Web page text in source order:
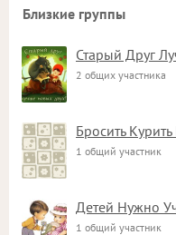
Близкие группы
Старый Друг
2 общих участника
Бросить
1 общий участник
Детей Нужно
1 общий участник